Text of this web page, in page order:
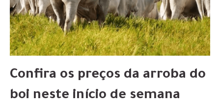
Confira os preços da arroba do
boi neste início de semana